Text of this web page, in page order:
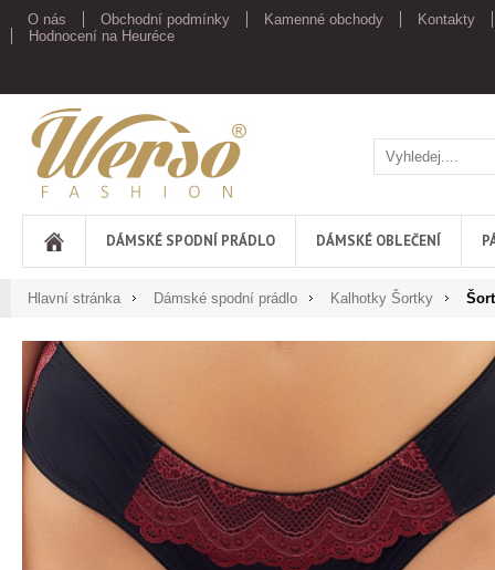
O nás Obchodní podmínky Kamenné obchody
Kontakty
Hodnocení na Heuréce
Werso
DÁMSKÉ SPODNÍ PRÁDLO DÁMSKÉ OBLEČENÍ
Hlavní stránka Dámské spodní prádlo Kalhotky Šortky